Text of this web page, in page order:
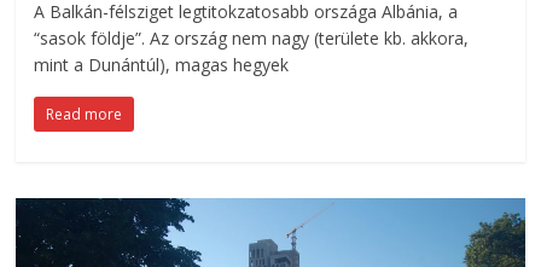
A Balkán-félsziget legtitokzatosabb országa Albánia, a
“sasok földje”. Az ország nem nagy (területe kb. akkora,
mint a Dunántúl), magas hegyek
Read more